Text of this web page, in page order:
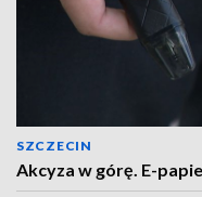
SZCZECIN
Akcyza w górę. E-